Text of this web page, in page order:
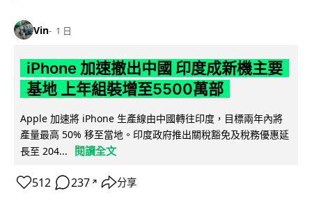
Vin 1 日
iPhone 加速撤出中國 印度成新機主要
基地 上年組裝增至5500萬部
Apple 加速將 iPhone 生產線由中國轉往印度，目標兩年內將
產量最高 50% 移至當地。印度政府推出關稅豁免及稅務優惠延
長至 204...
閱讀全文
512 237 ↗ 分享